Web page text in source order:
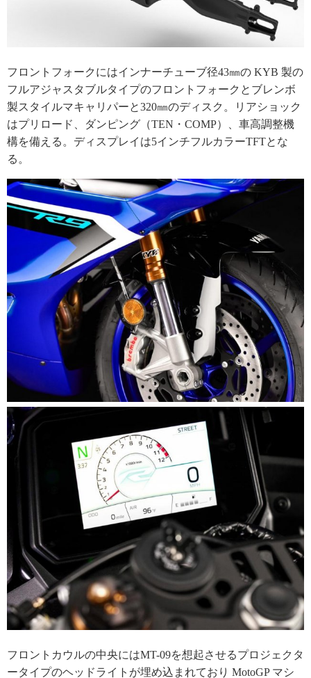
フロントフォークにはインナーチューブ径43㎜の KYB 製の
フルアジャスタブルタイプのフロントフォークとブレンボ
製スタイルマキャリパーと320㎜のディスク。リアショック
はプリロード、ダンピング（TEN・COMP）、車高調整機
構を備える。ディスプレイは5インチフルカラーTFTとな
る。
フロントカウルの中央にはMT-09を想起させるプロジェクタ
ータイプのヘッドライトが埋め込まれており MotoGP マシ